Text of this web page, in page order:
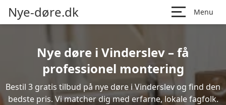
Nye-døre.dk Menu
Nye døre i Vinderslev – få
professionel montering
Bestil 3 gratis tilbud på nye døre i Vinderslev og find den
bedste pris. Vi matcher dig med erfarne, lokale fagfolk.